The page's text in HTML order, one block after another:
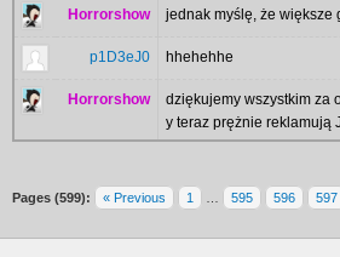
Horrorshow jednak myślę, że większe
p1D3eJ0 hhehehhe
Horrorshow
dziękujemy wszystkim za
y teraz prężnie reklamują
Pages (599): « Previous 1 595 596 597